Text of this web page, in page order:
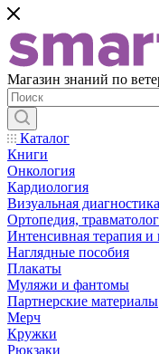
Магазин знаний по
Каталог
Книги
Онкология
Кардиология
Визуальная диагностика
Ортопедия,
Интенсивная терапия
Наглядные пособия
Плакаты
Муляжи и фантомы
Партнерские материалы
Мерч
Кружки
Рюкзаки